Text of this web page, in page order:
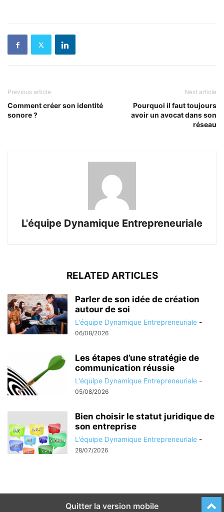
Previous article
Comment créer son identité
sonore ?
Next article
Pourquoi il faut toujours
avoir un avocat dans son
réseau
L'équipe Dynamique Entrepreneuriale
RELATED ARTICLES
Parler de son idée de création
autour de soi
L'équipe Dynamique Entrepreneuriale -
06/08/2026
Les étapes d’une stratégie de
communication réussie
L'équipe Dynamique Entrepreneuriale -
05/08/2026
Bien choisir le statut juridique de
son entreprise
L'équipe Dynamique Entrepreneuriale -
28/07/2026
Quitter la version mobile